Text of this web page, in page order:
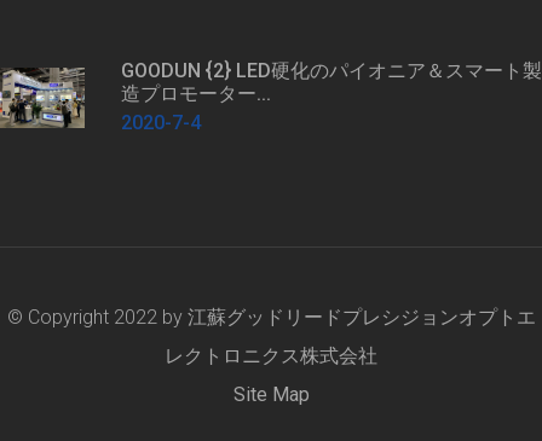
GOODUN {2} LED硬化のパイオニア＆スマート製
造プロモーター...
2020-7-4
© Copyright 2022 by 江蘇グッドリードプレシジョンオプトエ
レクトロニクス株式会社
Site Map